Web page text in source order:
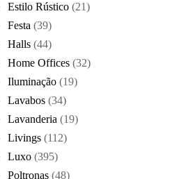
Estilo Rústico (21)
Festa (39)
Halls (44)
Home Offices (32)
Iluminação (19)
Lavabos (34)
Lavanderia (19)
Livings (112)
Luxo (395)
Poltronas (48)